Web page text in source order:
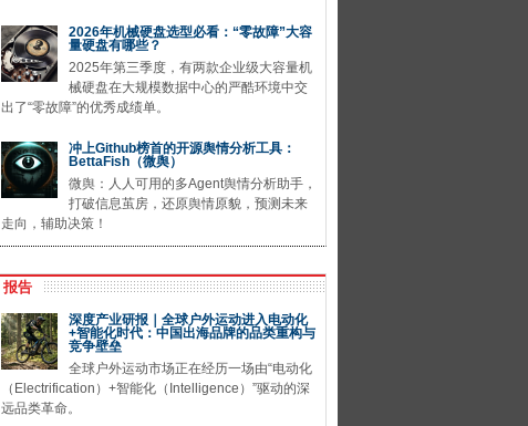
2026年机械硬盘选型必看：“零故障”大容
量硬盘有哪些？
2025年第三季度，有两款企业级大容量机
械硬盘在大规模数据中心的严酷环境中交
出了“零故障”的优秀成绩单。
冲上Github榜首的开源舆情分析工具：
BettaFish（微舆）
微舆：人人可用的多Agent舆情分析助手，
打破信息茧房，还原舆情原貌，预测未来
走向，辅助决策！
报告
深度产业研报｜全球户外运动进入电动化
+智能化时代：中国出海品牌的品类重构与
竞争壁垒
全球户外运动市场正在经历一场由“电动化
（Electrification）+智能化（Intelligence）”驱动的深
远品类革命。